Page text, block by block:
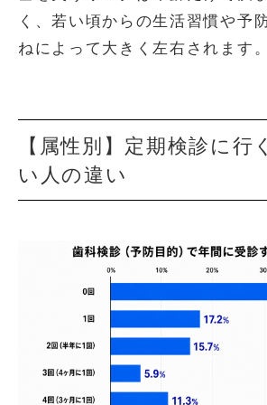
く、若い頃からの生活習慣や予
ねによって大きく左右されます。
【属性別】定期検診に行
い人の違い